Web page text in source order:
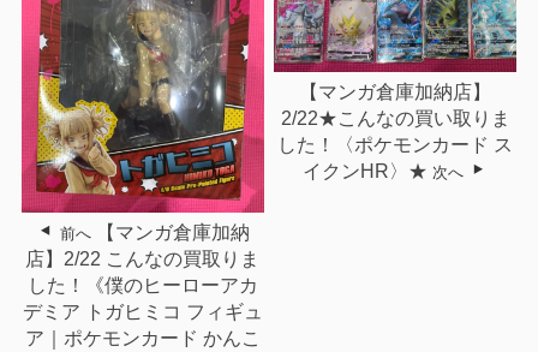
前へ
【マンガ倉庫加納
店】2/22 こんなの買取りま
した！《僕のヒーローアカ
デミア トガヒミコ フィギュ
ア｜ポケモンカード かんこ
【マンガ倉庫加納店】
2/22★こんなの買い取りま
した！〈ポケモンカード ス
イクンHR〉★ 次へ